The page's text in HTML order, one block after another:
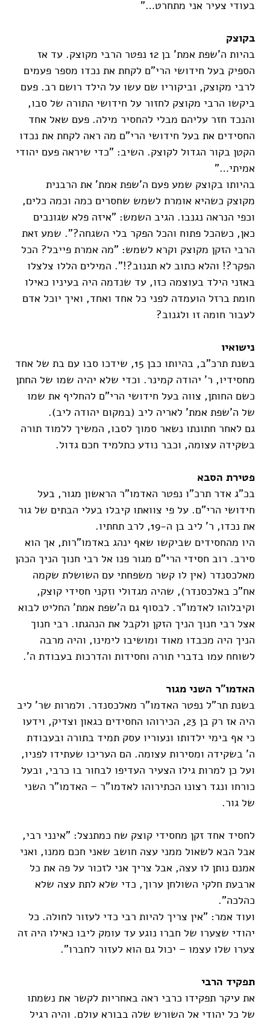
בעודי צעיר אני מתחרט…"
בקוצק
בהיות ה'שפת אמת' בן 12 נפטר הרבי מקוצק. עד אז
הספיק בעל חידושי הרי"ם לקחת את נכדו מספר פעמים
לרבי מקוצק, וביקוריו שם עשו על הילד רושם רב. פעם
ביקשו הרבי מקוצק לחזור על חידושי התורה של סבו,
והנכד חזר עליהם מבלי להחסיר מילה. פעם שאל אחד
החסידים את בעל חידושי הרי"ם מה ראה לקחת את נכדו
הקטן בקור הגדול לקוצק. השיב: "כדי שיראה פעם יהודי
אמיתי…"
בהיותו בקוצק שמע פעם ה'שפת אמת' את הרבנית
מקוצק כשהיא אומרת לשמש שחסרים כמה וכמה כלים,
וכפי הנראה נגנבו. הגיב השמש: "איזה פלא שגונבים
כאן, כשהכל פתוח והכל הפקר בלי השגחה?". שמע זאת
הרבי הזקן מקוצק וקרא לשמש: "מה אמרת פייבל? הכל
הפקר?! והלא כתוב לא תגנוב?!". המילים הללו צלצלו
באזני הילד בעוצמה כזו, עד שנדמה היה בעיניו כאילו
חומת ברזל הועמדה לפני כל אחד ואחד, ואיך יוכל אדם
לעבור חומה זו ולגנוב?
נישואיו
בשנת תרכ"ב, בהיותו כבן 15, שידכו סבו עם בת של אחד
מחסידיו, ר' יהודה קמינר. וכדי שלא יהיה שמו של החתן
כשם החותן, צווה בעל חידושי הרי"ם להחליף את שמו
של ה'שפת אמת' לאריה ליב (במקום יהודה ליב).
גם לאחר חתונתו נשאר סמוך לסבו, המשיך ללמוד תורה
בשקידה עצומה, וכבר נודע כתלמיד חכם גדול.
פטירת הסבא
בכ"ג אדר תרכ"ו נפטר האדמו"ר הראשון מגור, בעל
חידושי הרי"ם. על פי צוואתו קיבלו בעלי הבתים של גור
את נכדו, ר' ליב בן ה-19, לרב תחתיו.
היו מהחסידים שביקשו שאף ינהג באדמו"רות, אך הוא
סירב. רוב חסידי הרי"ם מגור פנו אל רבי חנוך הניך הכהן
מאלכסנדר (אין לו קשר משפחתי עם השושלת שקמה
אח"כ באלכסנדר), שהיה מגדולי וזקני חסידי קוצק,
וקיבלוהו לאדמו"ר. לבסוף גם ה'שפת אמת' החליט לבוא
אצל רבי חנוך הניך הזקן ולקבל את הנהגתו. רבי חנוך
הניך היה מכבדו מאוד ומושיבו לימינו, והיה מרבה
לשוחח עמו בדברי תורה וחסידות והדרכות בעבודת ה'.
האדמו"ר השני מגור
בשנת תר"ל נפטר האדמו"ר מאלכסנדר. ולמרות שר' ליב
היה אז רק בן 23, הכירוהו החסידים כגאון וצדיק, וידעו
כי אף בימי ילדותו ונעוריו עסק תמיד בתורה ובעבודת
ה' בשקידה ומסירות עצומה. הם העריכו שעתידו לפניו,
ועל כן למרות גילו הצעיר העדיפו לבחור בו כרבי, ובעל
כורחו ונגד רצונו הכתירוהו לאדמו"ר – האדמו"ר השני
של גור.
לחסיד אחד זקן מחסידי קוצק שח כמתנצל: "אינני רבי,
אבל הבא לשאול ממני עצה חושב שאני חכם ממנו, ואני
אמנם נותן לו עצה, אבל צריך אני לזכור על פה את כל
ארבעת חלקי השולחן ערוך, כדי שלא לתת עצה שלא
כהלכה".
ועוד אמר: "אין צריך להיות רבי כדי לעזור לחולה. כל
יהודי שצערו של חברו נוגע עד עומק ליבו כאילו היה זה
צערו שלו עצמו – יכול גם הוא לעזור לחברו".
תפקיד הרבי
את עיקר תפקידו כרבי ראה באחריות לקשר את נשמתו
של כל יהודי אל השורש שלה בבורא עולם. והיה רגיל